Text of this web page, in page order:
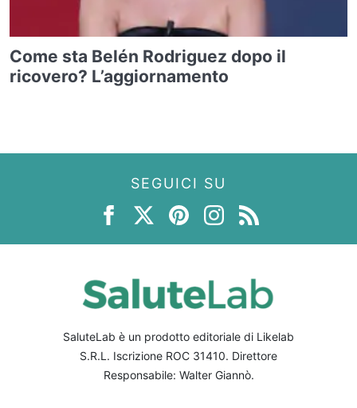
Come sta Belén Rodriguez dopo il
ricovero? L’aggiornamento
SEGUICI SU
SaluteLab è un prodotto editoriale di Likelab
S.R.L. Iscrizione ROC 31410. Direttore
Responsabile: Walter Giannò.